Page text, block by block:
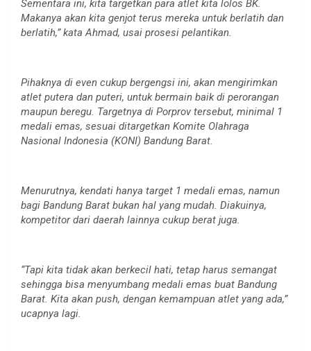
Sementara ini, kita targetkan para atlet kita lolos BK.
Makanya akan kita genjot terus mereka untuk berlatih dan
berlatih,” kata Ahmad, usai prosesi pelantikan.
Pihaknya di even cukup bergengsi ini, akan mengirimkan
atlet putera dan puteri, untuk bermain baik di perorangan
maupun beregu. Targetnya di Porprov tersebut, minimal 1
medali emas, sesuai ditargetkan Komite Olahraga
Nasional Indonesia (KONI) Bandung Barat.
Menurutnya, kendati hanya target 1 medali emas, namun
bagi Bandung Barat bukan hal yang mudah. Diakuinya,
kompetitor dari daerah lainnya cukup berat juga.
“Tapi kita tidak akan berkecil hati, tetap harus semangat
sehingga bisa menyumbang medali emas buat Bandung
Barat. Kita akan push, dengan kemampuan atlet yang ada,”
ucapnya lagi.